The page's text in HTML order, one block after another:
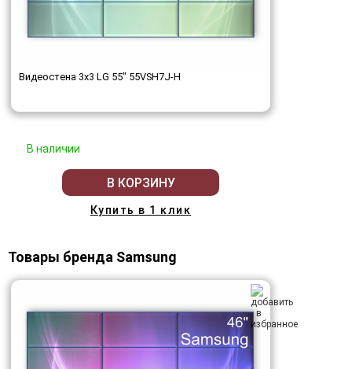
Видеостена 3x3 LG 55" 55VSH7J-H
В наличии
В КОРЗИНУ
Купить в 1 клик
Товары бренда Samsung